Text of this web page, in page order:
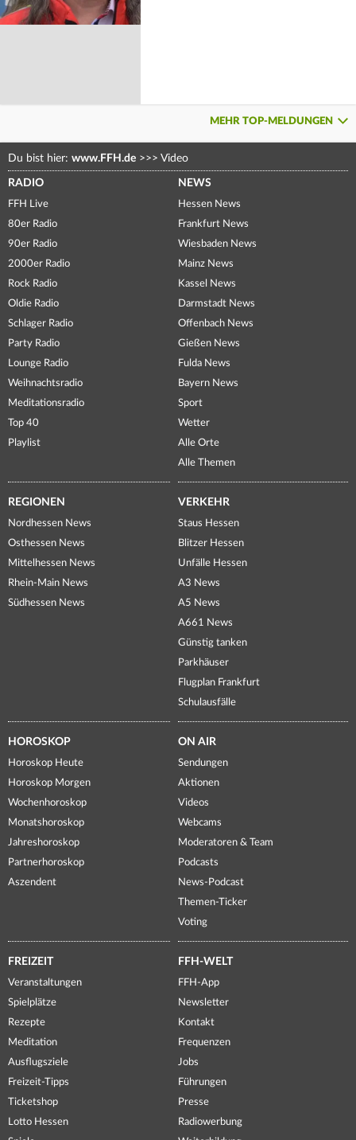
MEHR TOP-MELDUNGEN
Du bist hier: www.FFH.de >>> Video
RADIO
FFH Live
80er Radio
90er Radio
2000er Radio
Rock Radio
Oldie Radio
Schlager Radio
Party Radio
Lounge Radio
Weihnachtsradio
Meditationsradio
Top 40
Playlist
NEWS
Hessen News
Frankfurt News
Wiesbaden News
Mainz News
Kassel News
Darmstadt News
Offenbach News
Gießen News
Fulda News
Bayern News
Sport
Wetter
Alle Orte
Alle Themen
REGIONEN
Nordhessen News
Osthessen News
Mittelhessen News
Rhein-Main News
Südhessen News
VERKEHR
Staus Hessen
Blitzer Hessen
Unfälle Hessen
A3 News
A5 News
A661 News
Günstig tanken
Parkhäuser
Flugplan Frankfurt
Schulausfälle
HOROSKOP
Horoskop Heute
Horoskop Morgen
Wochenhoroskop
Monatshoroskop
Jahreshoroskop
Partnerhoroskop
Aszendent
ON AIR
Sendungen
Aktionen
Videos
Webcams
Moderatoren & Team
Podcasts
News-Podcast
Themen-Ticker
Voting
FREIZEIT
Veranstaltungen
Spielplätze
Rezepte
Meditation
Ausflugsziele
Freizeit-Tipps
Ticketshop
Lotto Hessen
FFH-WELT
FFH-App
Newsletter
Kontakt
Frequenzen
Jobs
Führungen
Presse
Radiowerbung